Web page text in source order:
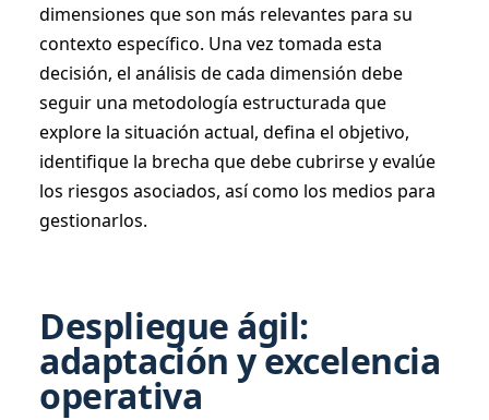
dimensiones que son más relevantes para su
contexto específico. Una vez tomada esta
decisión, el análisis de cada dimensión debe
seguir una metodología estructurada que
explore la situación actual, defina el objetivo,
identifique la brecha que debe cubrirse y evalúe
los riesgos asociados, así como los medios para
gestionarlos.
Despliegue ágil:
adaptación y excelencia
operativa